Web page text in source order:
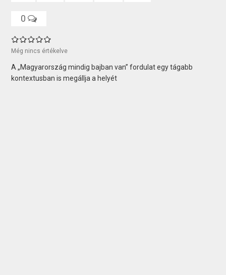
0
Még nincs értékelve
A „Magyarország mindig bajban van” fordulat egy tágabb
kontextusban is megállja a helyét